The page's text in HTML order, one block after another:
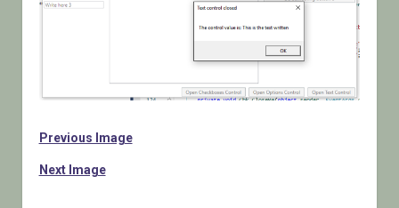
Previous Image
Next Image